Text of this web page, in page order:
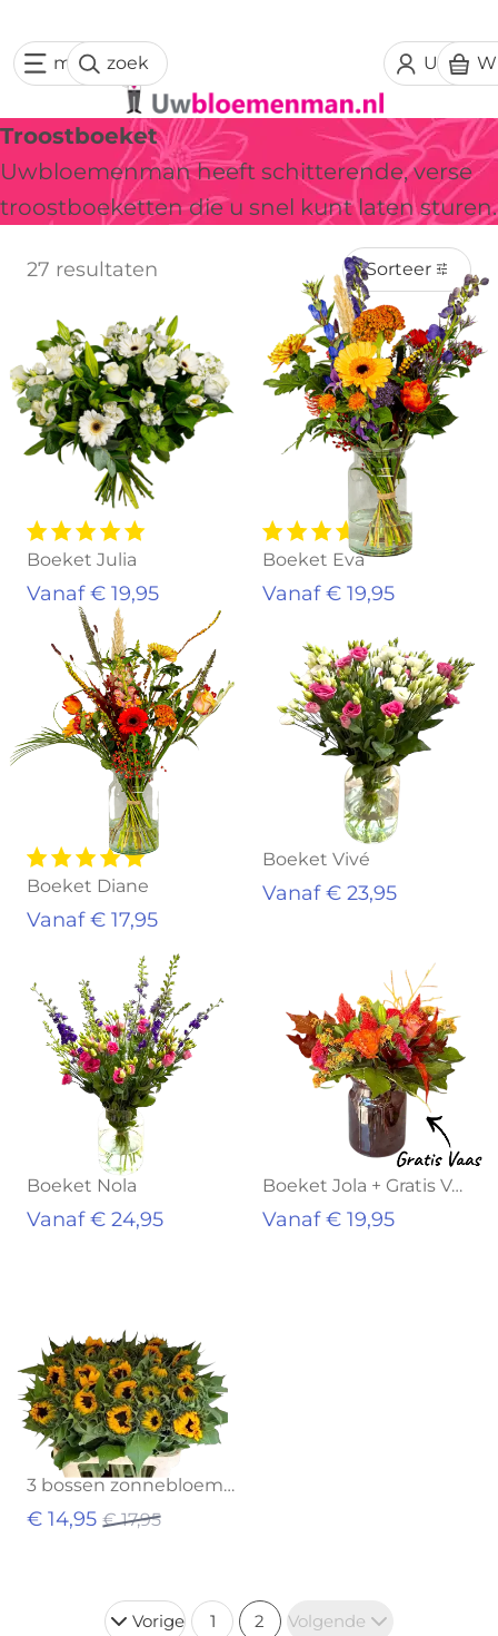
Uw
menuzoek
Troostboeket
Uwbloemenman heeft schitterende, verse
troostboeketten die u snel kunt laten sturen.
27 resultaten Sorteer
Boeket Julia
Vanaf € 19,95
Boeket Eva
Vanaf € 19,95
Boeket Diane
Vanaf € 17,95
Boeket Vivé
Vanaf € 23,95
Boeket Nola
Vanaf € 24,95
Boeket Jola + Gratis Vaas
Vanaf € 19,95
3 bossen zonnebloemen
€ 14,95 € 17,95
Vorige 1 2 Volgende